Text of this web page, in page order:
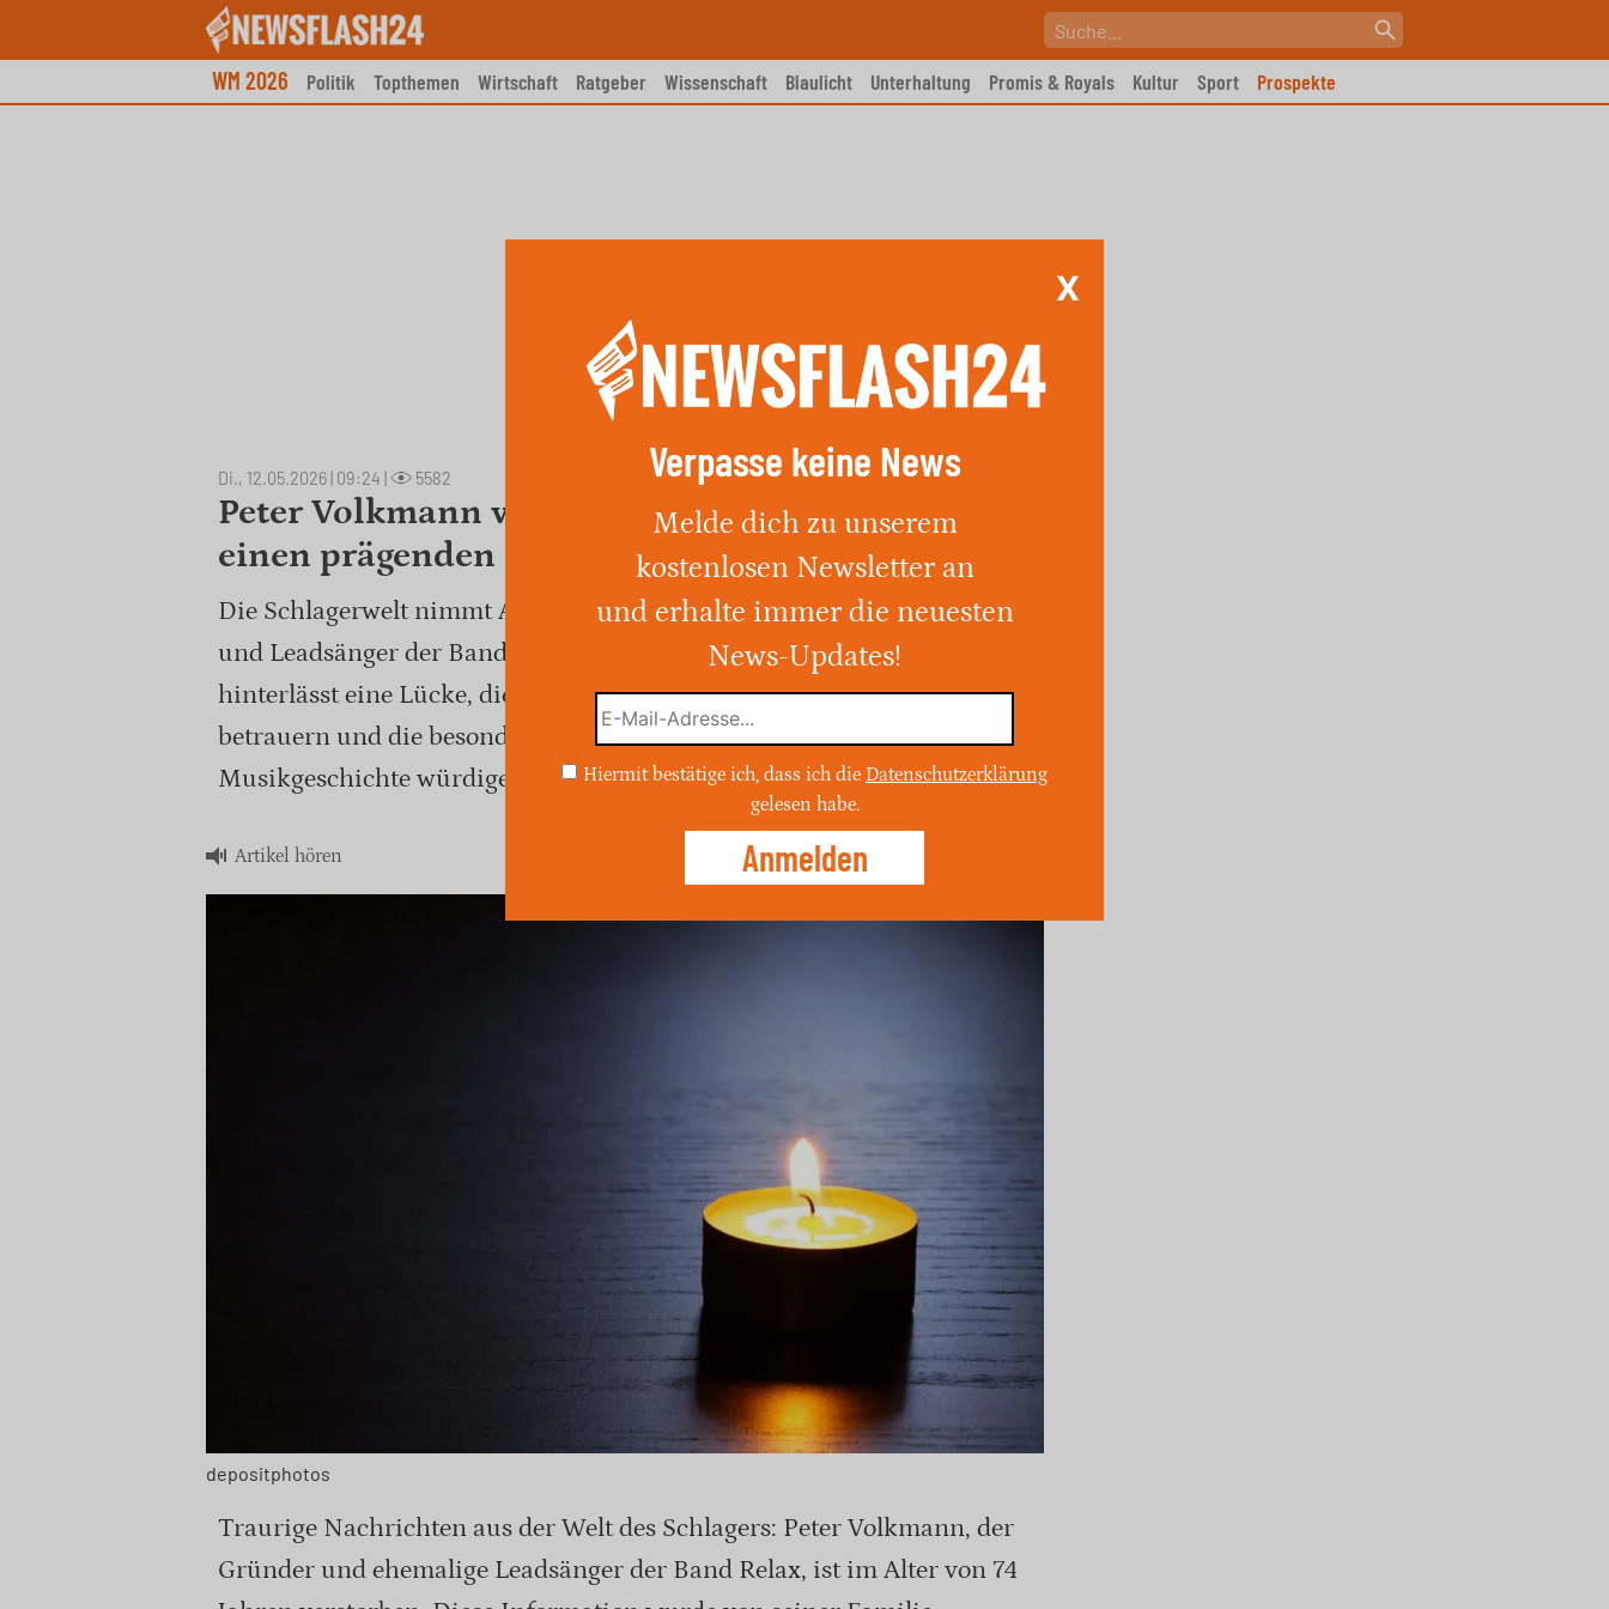
WM 2026 Politik Topthemen Wirtschaft Ratgeber Wissenschaft Blaulicht Unterhaltung Promis & Royals Kultur Sport Prospekte
Di., 12.05.2026 | 09:24 5582
Peter Volkmann verstorben: Schlagerwelt verliert
einen prägenden Künstler
Die Schlagerwelt nimmt Abschied von Peter Volkmann, dem Gründer
und Leadsänger der Band Relax. Sein Tod im Alter von 74 Jahren
hinterlässt eine Lücke, die auch seine ehemaligen Bandkollegen
betrauern und die besondere Rolle des Künstlers in der
Musikgeschichte würdigen.
Artikel hören
depositphotos
Traurige Nachrichten aus der Welt des Schlagers: Peter Volkmann, der
Gründer und ehemalige Leadsänger der Band Relax, ist im Alter von 74
X
Verpasse keine News
Melde dich zu unserem
kostenlosen Newsletter an
und erhalte immer die neuesten
News-Updates!
Hiermit bestätige ich, dass ich die Datenschutzerklärung
gelesen habe.